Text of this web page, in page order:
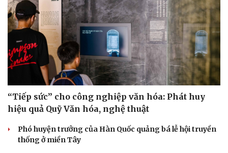
“Tiếp sức” cho công nghiệp văn hóa: Phát huy
hiệu quả Quỹ Văn hóa, nghệ thuật
Phó huyện trưởng của Hàn Quốc quảng bá lễ hội truyền
thống ở miền Tây